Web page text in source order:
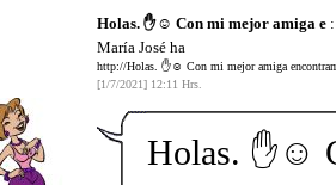
Holas. ✋☺️ Con mi mejor amiga e
María José ha
http://Holas. ✋☺️ Con mi mejor amiga
[1/7/2021] 12:11 Hrs.
Holas. ✋☺️